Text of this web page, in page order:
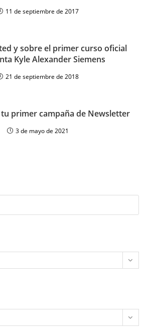
11 de septiembre de 2017
y sobre el primer curso oficial
Kyle Alexander Siemens
21 de septiembre de 2018
primer campaña de Newsletter
3 de mayo de 2021